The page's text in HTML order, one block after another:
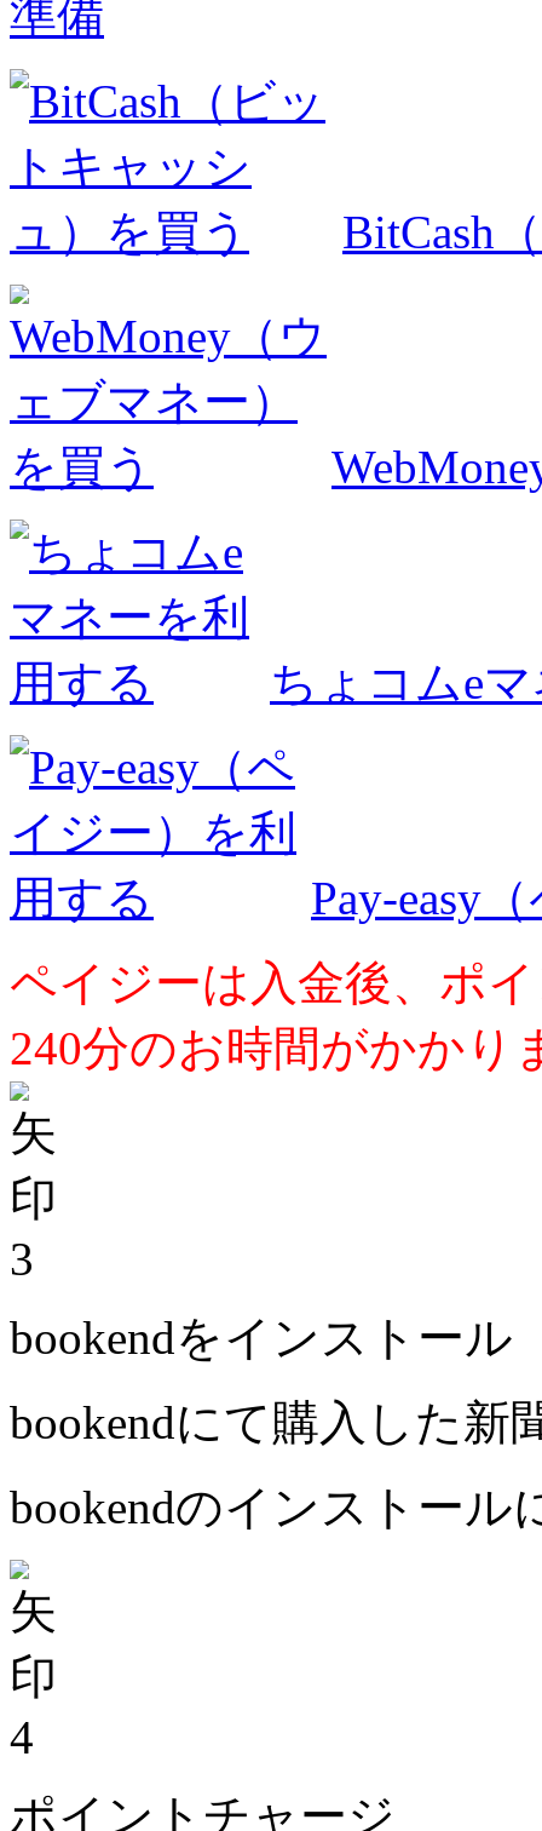
準備
BitCash
ちょコムe
Pay-easy
ペイジーは入金後、ポ
240分のお時間がかかり
3
bookendをインストール
bookendにて購入した新
bookendのインストール
4
ポイントチャージ